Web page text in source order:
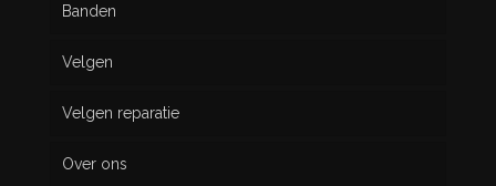
Banden
Nieuw
Gebruikt
Velgen
Velgen reparatie
Over ons